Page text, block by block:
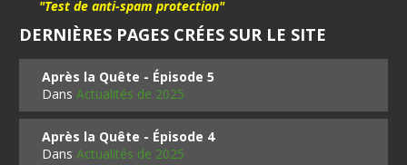
"Test de anti-spam protection"
DERNIÈRES PAGES CRÉES SUR LE SITE
Après la Quête - Épisode 5
DansActualités de 2025
Après la Quête - Épisode 4
DansActualités de 2025